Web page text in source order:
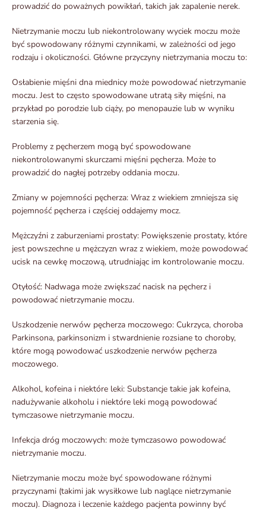
prowadzić do poważnych powikłań, takich jak zapalenie nerek.
Nietrzymanie moczu lub niekontrolowany wyciek moczu może
być spowodowany różnymi czynnikami, w zależności od jego
rodzaju i okoliczności. Główne przyczyny nietrzymania moczu to:
Osłabienie mięśni dna miednicy może powodować nietrzymanie
moczu. Jest to często spowodowane utratą siły mięśni, na
przykład po porodzie lub ciąży, po menopauzie lub w wyniku
starzenia się.
Problemy z pęcherzem mogą być spowodowane
niekontrolowanymi skurczami mięśni pęcherza. Może to
prowadzić do nagłej potrzeby oddania moczu.
Zmiany w pojemności pęcherza: Wraz z wiekiem zmniejsza się
pojemność pęcherza i częściej oddajemy mocz.
Mężczyźni z zaburzeniami prostaty: Powiększenie prostaty, które
jest powszechne u mężczyzn wraz z wiekiem, może powodować
ucisk na cewkę moczową, utrudniając im kontrolowanie moczu.
Otyłość: Nadwaga może zwiększać nacisk na pęcherz i
powodować nietrzymanie moczu.
Uszkodzenie nerwów pęcherza moczowego: Cukrzyca, choroba
Parkinsona, parkinsonizm i stwardnienie rozsiane to choroby,
które mogą powodować uszkodzenie nerwów pęcherza
moczowego.
Alkohol, kofeina i niektóre leki: Substancje takie jak kofeina,
nadużywanie alkoholu i niektóre leki mogą powodować
tymczasowe nietrzymanie moczu.
Infekcja dróg moczowych: może tymczasowo powodować
nietrzymanie moczu.
Nietrzymanie moczu może być spowodowane różnymi
przyczynami (takimi jak wysiłkowe lub naglące nietrzymanie
moczu). Diagnoza i leczenie każdego pacjenta powinny być